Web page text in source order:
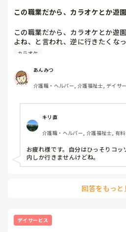
この職業だから、カラオケとか遊
この職業だから、カラオケとか遊
よね、と言われ、逆に行きたくな
旅行もしたいけど、行き辛いよね•••
カラオケ
あんみつ
介護職・ヘルパー, 介護福祉士, デイサ
キリ直
介護職・ヘルパー, 介護福祉士, 有
お疲れ様です。自分はひっそりコ
内しか行きませんけどね。
回答をもっと
デイサービス